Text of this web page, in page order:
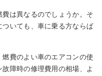
は異なるのでしょうか。そ
いても、車に乗る方ならば
費のよい車のエアコンの使
障時の修理費用の相場、よ